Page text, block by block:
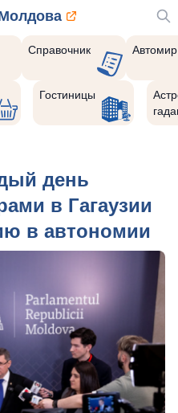
Справочник Автомир
Гостиницы
день
в Гагаузии
в автономии